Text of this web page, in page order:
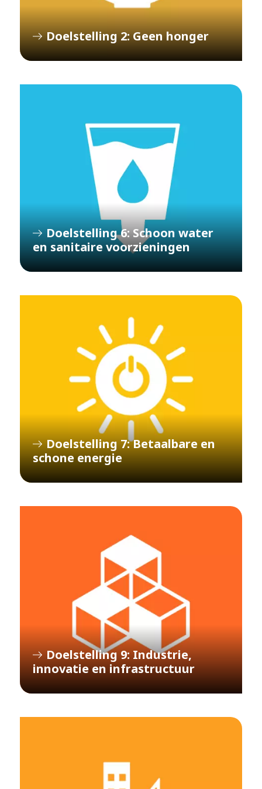
Doelstelling 2: Geen honger
Doelstelling 6: Schoon water
en sanitaire voorzieningen
Doelstelling 7: Betaalbare en
schone energie
Doelstelling 9: Industrie,
innovatie en infrastructuur